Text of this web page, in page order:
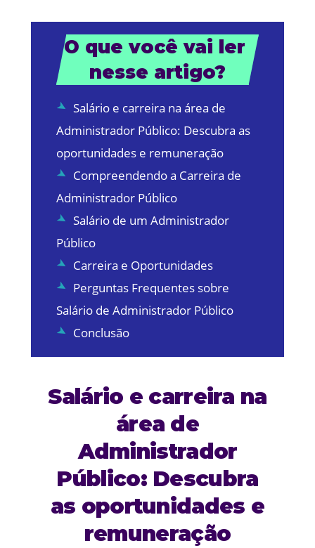
O que você vai ler
nesse artigo?
Salário e carreira na área de
Administrador Público: Descubra as
oportunidades e remuneração
Compreendendo a Carreira de
Administrador Público
Salário de um Administrador
Público
Carreira e Oportunidades
Perguntas Frequentes sobre
Salário de Administrador Público
Conclusão
Salário e carreira na
área de
Administrador
Público: Descubra
as oportunidades e
remuneração